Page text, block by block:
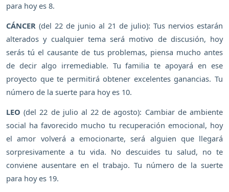
para hoy es 8.
CÁNCER (del 22 de junio al 21 de julio): Tus nervios estarán
alterados y cualquier tema será motivo de discusión, hoy
serás tú el causante de tus problemas, piensa mucho antes
de decir algo irremediable. Tu familia te apoyará en ese
proyecto que te permitirá obtener excelentes ganancias. Tu
número de la suerte para hoy es 10.
LEO (del 22 de julio al 22 de agosto): Cambiar de ambiente
social ha favorecido mucho tu recuperación emocional, hoy
el amor volverá a emocionarte, será alguien que llegará
sorpresivamente a tu vida. No descuides tu salud, no te
conviene ausentare en el trabajo. Tu número de la suerte
para hoy es 19.